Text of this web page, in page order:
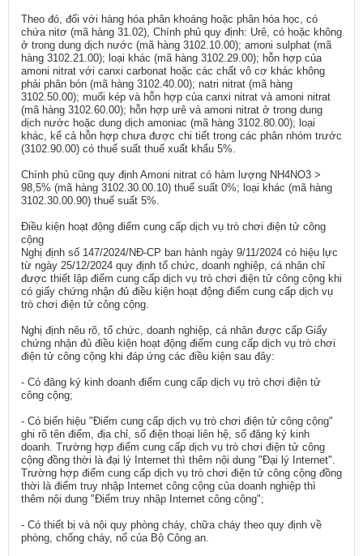
Theo đó, đối với hàng hóa phân khoáng hoặc phân hóa học, có
chứa nitơ (mã hàng 31.02), Chính phủ quy định: Urê, có hoặc không
ở trong dung dịch nước (mã hàng 3102.10.00); amoni sulphat (mã
hàng 3102.21.00); loại khác (mã hàng 3102.29.00); hỗn hợp của
amoni nitrat với canxi carbonat hoặc các chất vô cơ khác không
phải phân bón (mã hàng 3102.40.00); natri nitrat (mã hàng
3102.50.00); muối kép và hỗn hợp của canxi nitrat và amoni nitrat
(mã hàng 3102.60.00); hỗn hợp urê và amoni nitrat ở trong dung
dịch nước hoặc dung dịch amoniac (mã hàng 3102.80.00); loại
khác, kể cả hỗn hợp chưa được chi tiết trong các phân nhóm trước
(3102.90.00) có thuế suất thuế xuất khẩu 5%.
Chính phủ cũng quy định Amoni nitrat có hàm lượng NH4NO3 >
98,5% (mã hàng 3102.30.00.10) thuế suất 0%; loại khác (mã hàng
3102.30.00.90) thuế suất 5%.
Điều kiện hoạt động điểm cung cấp dịch vụ trò chơi điện tử công
cộng
Nghị định số 147/2024/NĐ-CP ban hành ngày 9/11/2024 có hiệu lực
từ ngày 25/12/2024 quy định tổ chức, doanh nghiệp, cá nhân chỉ
được thiết lập điểm cung cấp dịch vụ trò chơi điện tử công cộng khi
có giấy chứng nhận đủ điều kiện hoạt động điểm cung cấp dịch vụ
trò chơi điện tử công cộng.
Nghị định nêu rõ, tổ chức, doanh nghiệp, cá nhân được cấp Giấy
chứng nhận đủ điều kiện hoạt động điểm cung cấp dịch vụ trò chơi
điện tử công cộng khi đáp ứng các điều kiện sau đây:
- Có đăng ký kinh doanh điểm cung cấp dịch vụ trò chơi điện tử
công cộng;
- Có biển hiệu "Điểm cung cấp dịch vụ trò chơi điện tử công cộng"
ghi rõ tên điểm, địa chỉ, số điện thoại liên hệ, số đăng ký kinh
doanh. Trường hợp điểm cung cấp dịch vụ trò chơi điện tử công
cộng đồng thời là đại lý Internet thì thêm nội dung "Đại lý Internet".
Trường hợp điểm cung cấp dịch vụ trò chơi điện tử công cộng đồng
thời là điểm truy nhập Internet công cộng của doanh nghiệp thì
thêm nội dung "Điểm truy nhập Internet công cộng";
- Có thiết bị và nội quy phòng cháy, chữa cháy theo quy định về
phòng, chống cháy, nổ của Bộ Công an.